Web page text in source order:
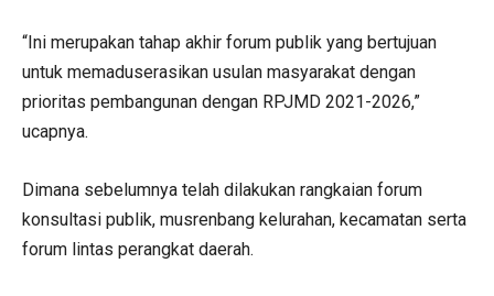
“Ini merupakan tahap akhir forum publik yang bertujuan
untuk memaduserasikan usulan masyarakat dengan
prioritas pembangunan dengan RPJMD 2021-2026,”
ucapnya.
Dimana sebelumnya telah dilakukan rangkaian forum
konsultasi publik, musrenbang kelurahan, kecamatan serta
forum lintas perangkat daerah.